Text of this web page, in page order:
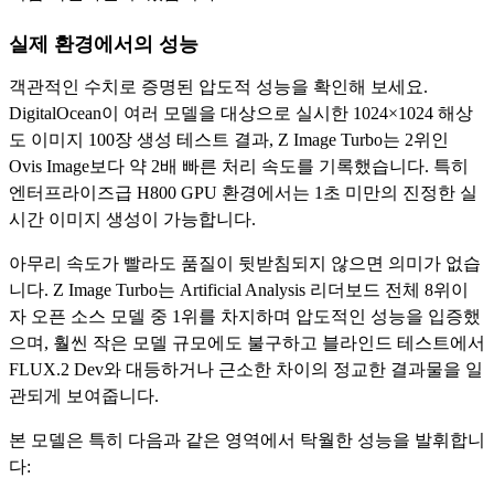
실제 환경에서의 성능
객관적인 수치로 증명된 압도적 성능을 확인해 보세요.
DigitalOcean이 여러 모델을 대상으로 실시한 1024×1024 해상
도 이미지 100장 생성 테스트 결과, Z Image Turbo는 2위인
Ovis Image보다 약 2배 빠른 처리 속도를 기록했습니다. 특히
엔터프라이즈급 H800 GPU 환경에서는 1초 미만의 진정한 실
시간 이미지 생성이 가능합니다.
아무리 속도가 빨라도 품질이 뒷받침되지 않으면 의미가 없습
니다. Z Image Turbo는 Artificial Analysis 리더보드 전체 8위이
자 오픈 소스 모델 중 1위를 차지하며 압도적인 성능을 입증했
으며, 훨씬 작은 모델 규모에도 불구하고 블라인드 테스트에서
FLUX.2 Dev와 대등하거나 근소한 차이의 정교한 결과물을 일
관되게 보여줍니다.
본 모델은 특히 다음과 같은 영역에서 탁월한 성능을 발휘합니
다: